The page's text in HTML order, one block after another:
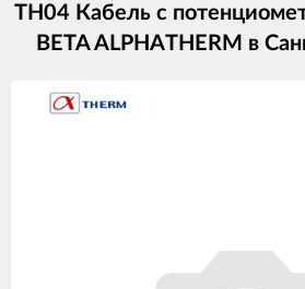
TH04 Кабель с
BETA ALPHATHERM в
Изображения